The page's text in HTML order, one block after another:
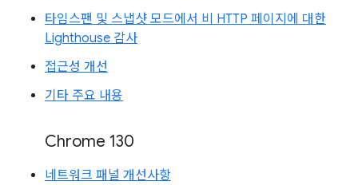
타임스팬 및 스냅샷 모드에서 비 HTTP 페이지에 대한
Lighthouse 감사
접근성 개선
기타 주요 내용
Chrome 130
네트워크 패널 개선사항